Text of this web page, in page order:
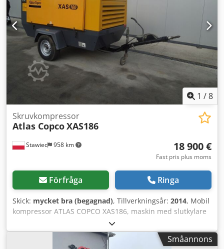
1 /8
Stawiec 958 km
Skruvkompressor
Atlas CopcoXAS186
18 900 €
Fast pris plus moms
Förfråga Ringa
Skick: mycket bra (begagnad), Tillverkningsår: 2014, Mobil
kompressor ATLAS COPCO XAS186, maskin med slutkylare
efter full service Tekniska data: Kapacitet: 11,10 m3/min;
Arbetstryck: 7 bar; Tillverkningsår: 2014 Motor: DEUTZ
Drifttimmar: Kompressorn är fullt fungerande, klar för
Småannons